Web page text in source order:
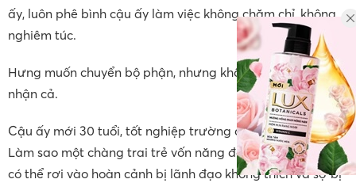
ấy, luôn phê bình cậu ấy làm việc không chăm chỉ, không
nghiêm túc.
Hưng muốn chuyển bộ phận, nhưng không bộ phận nào
nhận cả.
Cậu ấy mới 30 tuổi, tốt nghiệp trường đại học có tiếng.
Làm sao một chàng trai trẻ vốn năng động, nhiệt huyết lại
có thể rơi vào hoàn cảnh bị lãnh đạo không thích và sợ bị